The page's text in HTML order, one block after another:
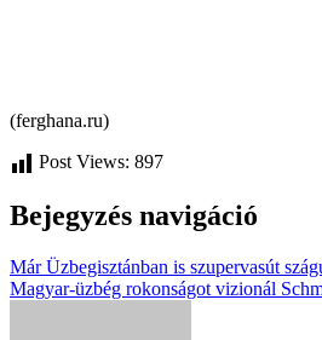
(ferghana.ru)
Post Views: 897
Bejegyzés navigáció
Már Üzbegisztánban is szupervasút
Magyar-üzbég rokonságot vizionál